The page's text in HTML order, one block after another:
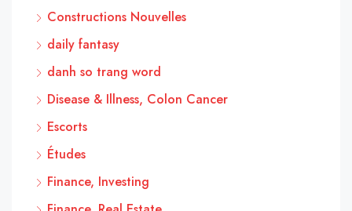
Constructions Nouvelles
daily fantasy
danh so trang word
Disease & Illness, Colon Cancer
Escorts
Études
Finance, Investing